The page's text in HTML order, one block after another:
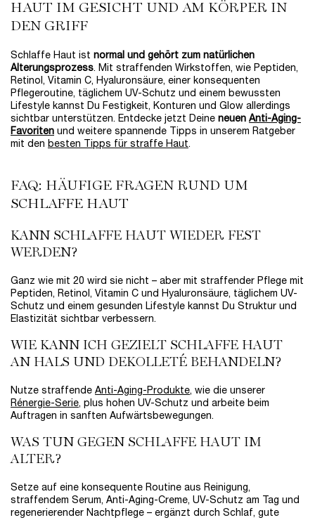
HAUT IM GESICHT UND AM KÖRPER IN
DEN GRIFF
Schlaffe Haut ist normal und gehört zum natürlichen
Alterungsprozess. Mit straffenden Wirkstoffen, wie Peptiden,
Retinol, Vitamin C, Hyaluronsäure, einer konsequenten
Pflegeroutine, täglichem UV-Schutz und einem bewussten
Lifestyle kannst Du Festigkeit, Konturen und Glow allerdings
sichtbar unterstützen. Entdecke jetzt Deine neuen Anti-Aging-
Favoriten und weitere spannende Tipps in unserem Ratgeber
mit den besten Tipps für straffe Haut.
FAQ: HÄUFIGE FRAGEN RUND UM
SCHLAFFE HAUT
KANN SCHLAFFE HAUT WIEDER FEST
WERDEN?
Ganz wie mit 20 wird sie nicht – aber mit straffender Pflege mit
Peptiden, Retinol, Vitamin C und Hyaluronsäure, täglichem UV-
Schutz und einem gesunden Lifestyle kannst Du Struktur und
Elastizität sichtbar verbessern.
WIE KANN ICH GEZIELT SCHLAFFE HAUT
AN HALS UND DEKOLLETÉ BEHANDELN?
Nutze straffende Anti-Aging-Produkte, wie die unserer
Rénergie-Serie, plus hohen UV-Schutz und arbeite beim
Auftragen in sanften Aufwärtsbewegungen.
WAS TUN GEGEN SCHLAFFE HAUT IM
ALTER?
Setze auf eine konsequente Routine aus Reinigung,
straffendem Serum, Anti-Aging-Creme, UV-Schutz am Tag und
regenerierender Nachtpflege – ergänzt durch Schlaf, gute